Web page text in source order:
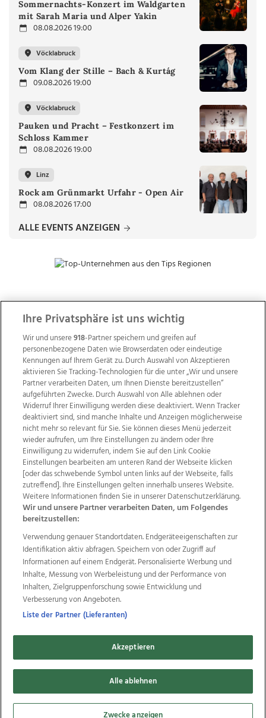
Sommernachts-Konzert im Waldgarten
mit Sarah Maria und Alper Yakin
08.08.2026 19:00
Vöcklabruck
Vom Klang der Stille – Bach & Kurtág
09.08.2026 19:00
Vöcklabruck
Pauken und Pracht – Festkonzert im
Schloss Kammer
08.08.2026 19:00
Linz
Rock am Grünmarkt Urfahr - Open Air
08.08.2026 17:00
ALLE EVENTS ANZEIGEN
ZUR NACHRICHTENÜBERSICHT
Wir über uns Mediadaten Kontakt
Jobs
Datenschutz
Impressum
AGB Anzeigekunden
AGB Website
Ehrenkodex Politische Werbung
Weitere Angebote des Medienhauses Wimmer
TV1 di-mog-i.at OÖNow
Ischler Woche
Life Radio
OÖNachrichten
OÖN Immobilien
OÖN Karriere
OÖN Reise
Promenaden Galerien
Regionaljobs
wasistlos.at
Copyrights © 2026 Tips Zeitungs GmbH & Co KG
developed by11x11.net
Cookie Einstellungen bearbeiten
Ihre Privatsphäre ist uns wichtig
Wir und unsere918-Partner speichern und greifen auf
personenbezogene Daten wie Browserdaten oder eindeutige
Kennungen auf Ihrem Gerät zu. Durch Auswahl von Akzeptieren
aktivieren Sie Tracking-Technologien für die unter „Wir und unsere
Partner verarbeiten Daten, um Ihnen Dienste bereitzustellen“
aufgeführten Zwecke. Durch Auswahl von Alle ablehnen oder
Widerruf Ihrer Einwilligung werden diese deaktiviert. Wenn Tracker
deaktiviert sind, sind manche Inhalte und Anzeigen möglicherweise
nicht mehr so relevant für Sie. Sie können dieses Menü jederzeit
wieder aufrufen, um Ihre Einstellungen zu ändern oder Ihre
Einwilligung zu widerrufen, indem Sie auf den Link Cookie
Einstellungen bearbeiten am unteren Rand der Webseite klicken
[oder das schwebende Symbol unten links auf der Webseite, falls
zutreffend]. Ihre Einstellungen gelten innerhalb unseres Website.
Weitere Informationen finden Sie in unserer Datenschutzerklärung.
Wir und unsere Partner verarbeiten Daten, um Folgendes
bereitzustellen:
Verwendung genauer Standortdaten. Endgeräteeigenschaften zur
Identifikation aktiv abfragen. Speichern von oder Zugriff auf
Informationen auf einem Endgerät. Personalisierte Werbung und
Inhalte, Messung von Werbeleistung und der Performance von
Inhalten, Zielgruppenforschung sowie Entwicklung und
Verbesserung von Angeboten.
Liste der Partner (Lieferanten)
Akzeptieren
Alle ablehnen
Zwecke anzeigen